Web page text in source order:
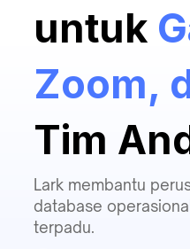
untuk
Zoom,
Tim
Lark membantu
database
terpadu.